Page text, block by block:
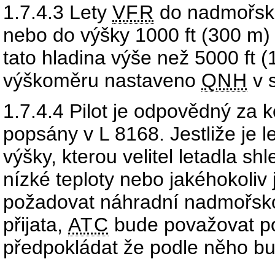
1.7.4.3 Lety VFR do
nebo do výšky 1000 ft (300
tato hladina výše než 5000 ft
výškoměru nastaveno QNH v
1.7.4.4 Pilot je odpovědný za
popsány v L 8168. Jestliže je
výšky, kterou velitel letadla
nízké teploty nebo
požadovat náhradní
přijata, ATC bude považovat
předpokládat že podle něho